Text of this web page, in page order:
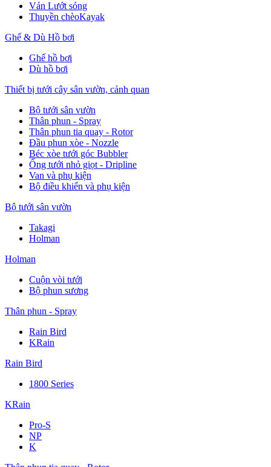
Ván Lướt sóng
Thuyền chèoKayak
Ghế & Dù Hồ bơi
Ghế hồ bơi
Dù hồ bơi
Thiết bị tưới cây sân vườn, cảnh quan
Bộ tưới sân vườn
Thân phun - Spray
Thân phun tia quay - Rotor
Đầu phun xòe - Nozzle
Béc xòe tưới góc Bubbler
Ống tưới nhỏ giọt - Dripline
Van và phụ kiện
Bộ điều khiển và phụ kiện
Bộ tưới sân vườn
Takagi
Holman
Holman
Cuộn vòi tưới
Bộ phun sương
Thân phun - Spray
Rain Bird
KRain
Rain Bird
1800 Series
KRain
Pro-S
NP
K